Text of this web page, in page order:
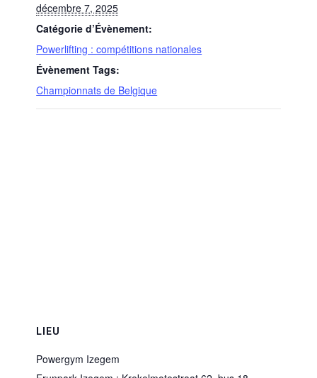
décembre 7, 2025
Catégorie d’Évènement:
Powerlifting : compétitions nationales
Évènement Tags:
Championnats de Belgique
LIEU
Powergym Izegem